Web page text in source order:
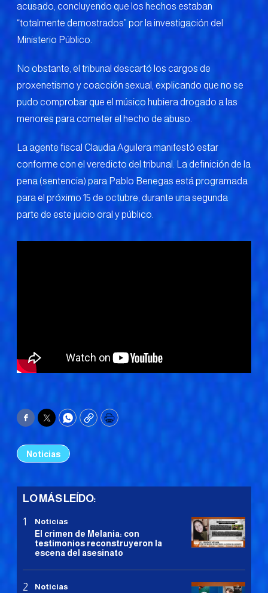
acusado, concluyendo que los hechos estaban
“totalmente demostrados” por la investigación del
Ministerio Público.
No obstante, el tribunal descartó los cargos de
proxenetismo y coacción sexual, explicando que no se
pudo comprobar que el músico hubiera drogado a las
menores para cometer el hecho de abuso.
La agente fiscal Claudia Aguilera manifestó estar
conforme con el veredicto del tribunal. La definición de la
pena (sentencia) para Pablo Benegas está programada
para el próximo 15 de octubre, durante una segunda
parte de este juicio oral y público.
Facebook
TwitterWhatsApp
CopyPrint
Noticias
LO MÁS LEÍDO:
Noticias
El crimen de Melania: con
testimonios reconstruyeron la
escena del asesinato
Noticias